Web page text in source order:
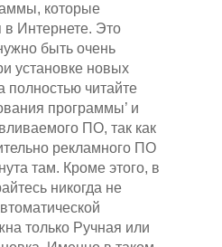
которые
в Интернете. Это
быть очень
установке новых
полностью читайте
программы’ и
ПО, так как
рекламного ПО
там. Кроме этого, в
никогда не
только Ручная или